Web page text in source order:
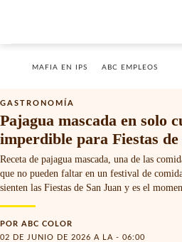
MAFIA EN IPS ABC EMPLEOS
GASTRONOMÍA
Pajagua mascada en solo
imperdible para Fiestas de
Receta de pajagua mascada, una de las
que no pueden faltar en un festival de
sienten las Fiestas de San Juan y es el
POR ABC COLOR
02 DE JUNIO DE 2026 A LA - 06:00